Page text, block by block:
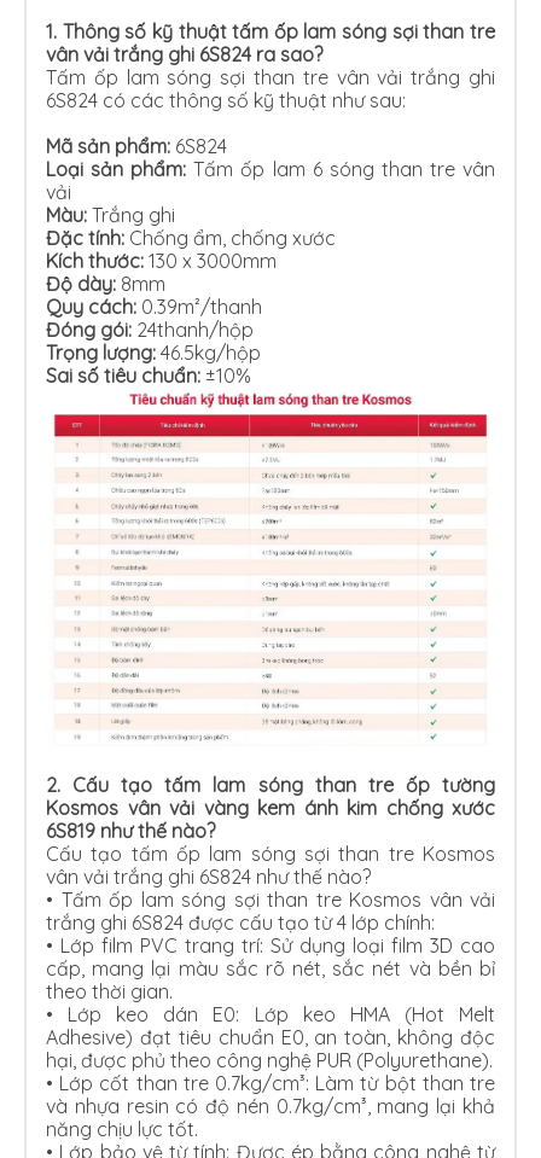
1. Thông số kỹ thuật tấm ốp lam sóng sợi than tre
vân vải trắng ghi 6S824 ra sao?
Tấm ốp lam sóng sợi than tre vân vải trắng ghi
6S824 có các thông số kỹ thuật như sau:
Mã sản phẩm: 6S824
Loại sản phẩm:Tấm ốp lam 6 sóng than tre vân
vải
Màu: Trắng ghi
Đặc tính: Chống ẩm, chống xước
Kích thước: 130 x 3000mm
Độ dày: 8mm
Quy cách: 0.39m²/thanh
Đóng gói: 24thanh/hộp
Trọng lượng: 46.5kg/hộp
Sai số tiêu chuẩn: ±10%
2. Cấu tạo tấm lam sóng than tre ốp tường
Kosmos vân vải vàng kem ánh kim chống xước
6S819 như thế nào?
Cấu tạo tấm ốp lam sóng sợi than tre Kosmos
vân vải trắng ghi 6S824 như thế nào?
• Tấm ốp lam sóng sợi than tre Kosmos vân vải
trắng ghi 6S824 được cấu tạo từ 4 lớp chính:
• Lớp film PVC trang trí: Sử dụng loại film 3D cao
cấp, mang lại màu sắc rõ nét, sắc nét và bền bỉ
theo thời gian.
• Lớp keo dán E0: Lớp keo HMA (Hot Melt
Adhesive) đạt tiêu chuẩn E0, an toàn, không độc
hại, được phủ theo công nghệ PUR (Polyurethane).
• Lớp cốt than tre 0.7kg/cm³: Làm từ bột than tre
và nhựa resin có độ nén 0.7kg/cm³, mang lại khả
năng chịu lực tốt.
• Lớp bảo vệ từ tính: Được ép bằng công nghệ từ